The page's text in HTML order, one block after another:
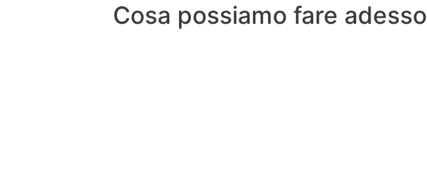
Cosa possiamo fare adesso